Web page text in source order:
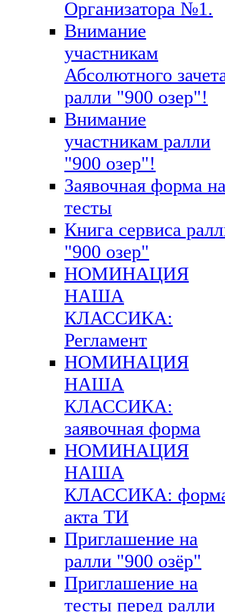
Организатора №1.
Внимание
участникам
Абсолютного
ралли "900 озер"!
Внимание
участникам ралли
"900 озер"!
Заявочная форма
тесты
Книга сервиса
"900 озер"
НОМИНАЦИЯ
НАША
КЛАССИКА:
Регламент
НОМИНАЦИЯ
НАША
КЛАССИКА:
заявочная форма
НОМИНАЦИЯ
НАША
КЛАССИКА:
акта ТИ
Приглашение на
ралли "900 озёр"
Приглашение на
тесты перед ралли